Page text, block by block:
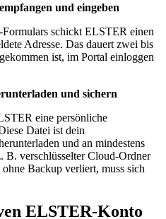
und eingeben
schickt ELSTER einen
Adresse. Das dauert zwei bis
ist, im Portal einloggen
und sichern
eine persönliche
Datei ist dein
und an mindestens
verschlüsselter Cloud-Ordner
Backup verliert, muss sich
ELSTER-Konto